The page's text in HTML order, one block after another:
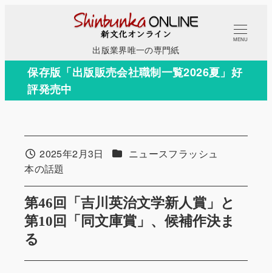
コ
テ
出版業界唯一の専門紙
MENU
保存版「出版販売会社職制一覧2026夏」好
評発売中
第46回「吉川英治文学新人賞」と
第10回「同文庫賞」、候補作決ま
る
投稿日2025年2月3日 カテゴリー
ニュースフラッシュ
カテゴリー
本の話題